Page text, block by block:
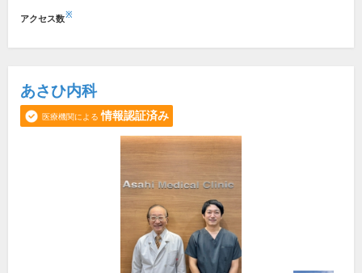
アクセス数※
あさひ内科
医療機関による 情報認証済み